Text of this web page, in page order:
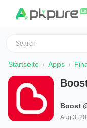
Startseite Apps
Boost
Aug 3,